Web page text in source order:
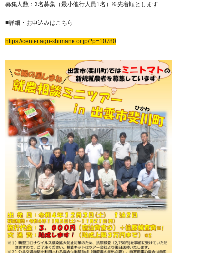
募集人数：3名募集（最小催行人員1名）※先着順とします
■詳細・お申込みはこちら
https://center.agri-shimane.or.jp/?p=10780